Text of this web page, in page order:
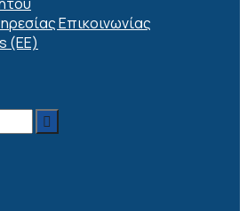
Επικοινωνίας
(ΕΕ)